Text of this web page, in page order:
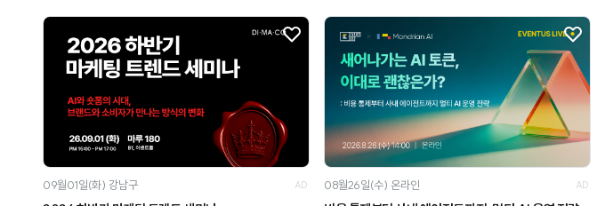
09월01일(화) 강남구 AD 08월26일(수) 온라인 AD